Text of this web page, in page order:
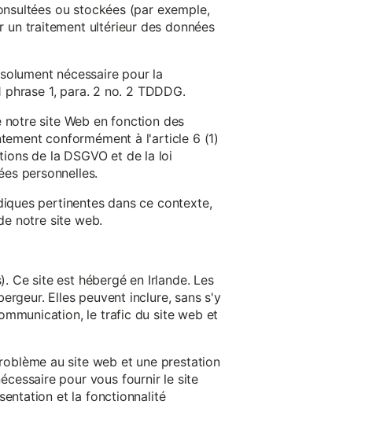
ou stockées (par exemple,
traitement ultérieur des données
nécessaire pour la
1, para. 2 no. 2 TDDDG.
site Web en fonction des
conformément à l'article 6 (1)
de la DSGVO et de la loi
personnelles.
pertinentes dans ce contexte,
notre site web.
Ce site est hébergé en Irlande. Les
Elles peuvent inclure, sans s'y
le trafic du site web et
au site web et une prestation
pour vous fournir le site
et la fonctionnalité